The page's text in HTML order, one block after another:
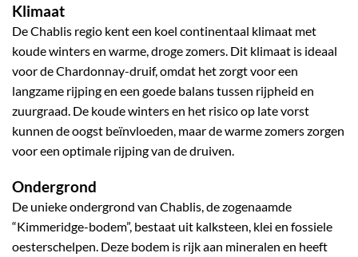
Klimaat
De Chablis regio kent een koel continentaal klimaat met
koude winters en warme, droge zomers. Dit klimaat is ideaal
voor de Chardonnay-druif, omdat het zorgt voor een
langzame rijping en een goede balans tussen rijpheid en
zuurgraad. De koude winters en het risico op late vorst
kunnen de oogst beïnvloeden, maar de warme zomers zorgen
voor een optimale rijping van de druiven.
Ondergrond
De unieke ondergrond van Chablis, de zogenaamde
“Kimmeridge-bodem”, bestaat uit kalksteen, klei en fossiele
oesterschelpen. Deze bodem is rijk aan mineralen en heeft